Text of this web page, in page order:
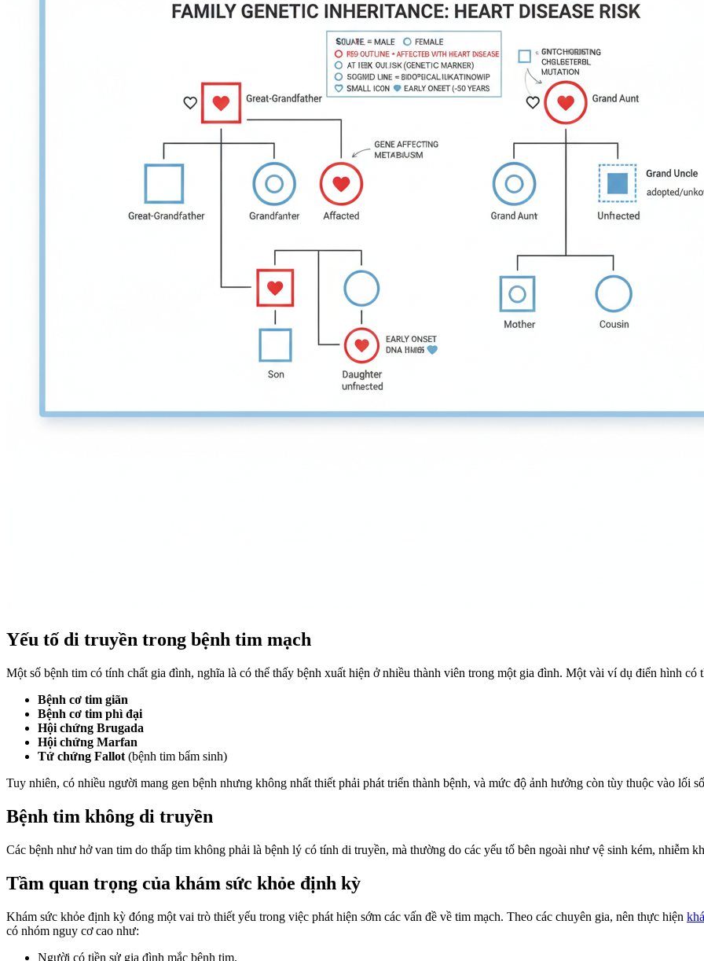
Yếu tố di truyền trong bệnh tim mạch
Một số bệnh tim có tính chất gia đình, nghĩa là có thể thấy bệnh xuất hiện ở nhiều thành viên trong một gia đình. Một vài ví dụ điển hình có
Bệnh cơ tim giãn
Bệnh cơ tim phì đại
Hội chứng Brugada
Hội chứng Marfan
Tứ chứng Fallot (bệnh tim bẩm sinh)
Tuy nhiên, có nhiều người mang gen bệnh nhưng không nhất thiết phải phát triển thành bệnh, và mức độ ảnh hưởng còn tùy thuộc vào lối
Bệnh tim không di truyền
Các bệnh như hở van tim do thấp tim không phải là bệnh lý có tính di truyền, mà thường do các yếu tố bên ngoài như vệ sinh kém, nhiễm
Tầm quan trọng của khám sức khỏe định kỳ
Khám sức khỏe định kỳ đóng một vai trò thiết yếu trong việc phát hiện sớm các vấn đề về tim mạch. Theo các chuyên gia, nên thực hiện
có nhóm nguy cơ cao như:
Người có tiền sử gia đình mắc bệnh tim.